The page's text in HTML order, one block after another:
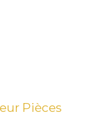
Pièces